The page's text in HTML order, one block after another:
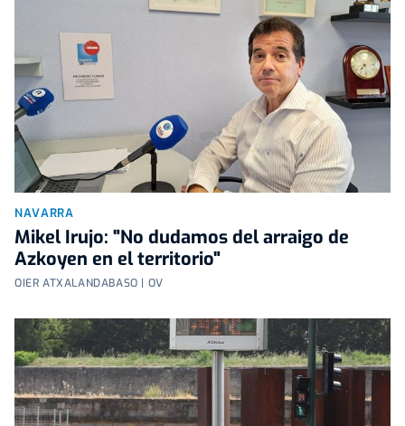
NAVARRA
Mikel Irujo: "No dudamos del arraigo de
Azkoyen en el territorio"
OIER ATXALANDABASO | OV